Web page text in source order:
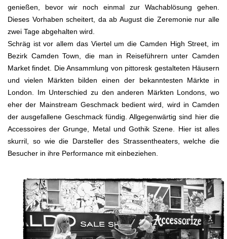
genießen, bevor wir noch einmal zur Wachablösung gehen.
Dieses Vorhaben scheitert, da ab August die Zeremonie nur alle
zwei Tage abgehalten wird.
Schräg ist vor allem das Viertel um die Camden High Street, im
Bezirk Camden Town, die man in Reiseführern unter Camden
Market findet. Die Ansammlung von pittoresk gestalteten Häusern
und vielen Märkten bilden einen der bekanntesten Märkte in
London. Im Unterschied zu den anderen Märkten Londons, wo
eher der Mainstream Geschmack bedient wird, wird in Camden
der ausgefallene Geschmack fündig. Allgegenwärtig sind hier die
Accessoires der Grunge, Metal und Gothik Szene. Hier ist alles
skurril, so wie die Darsteller des Strassentheaters, welche die
Besucher in ihre Performance mit einbeziehen.